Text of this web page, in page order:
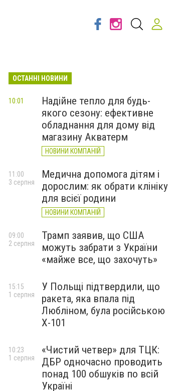
ОСТАННІ НОВИНИ
Надійне тепло для будь-
якого сезону: ефективне
обладнання для дому від
магазину Акватерм
НОВИНИ КОМПАНІЙ
10:01
Медична допомога дітям і
дорослим: як обрати клініку
для всієї родини
НОВИНИ КОМПАНІЙ
11:00
3 серпня
Трамп заявив, що США
можуть забрати з України
«майже все, що захочуть»
09:00
2 серпня
У Польщі підтвердили, що
ракета, яка впала під
Любліном, була російською
Х-101
15:15
1 серпня
«Чистий четвер» для ТЦК:
ДБР одночасно проводить
понад 100 обшуків по всій
Україні
10:23
1 серпня